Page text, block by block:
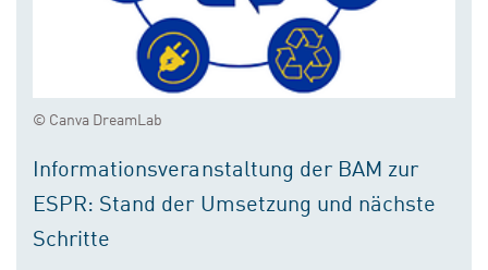
© Canva DreamLab
Informationsveranstaltung der BAM zur
ESPR: Stand der Umsetzung und nächste
Schritte